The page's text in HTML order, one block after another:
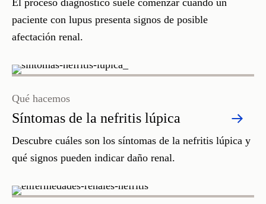
El proceso diagnóstico suele comenzar cuando un
paciente con lupus presenta signos de posible
afectación renal.
Síntomas de la nefritis lúpica
Qué hacemos
Descubre cuáles son los síntomas de la nefritis lúpica y
qué signos pueden indicar daño renal.